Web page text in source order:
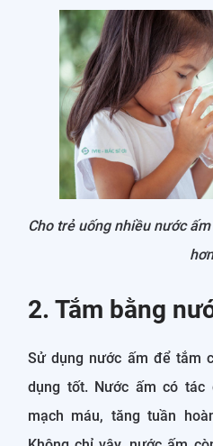
Cho trẻ uống nhiều nước
hơn
2. Tắm bằng
Sử dụng nước ấm để tắm
dụng tốt. Nước ấm có tác
mạch máu, tăng tuần